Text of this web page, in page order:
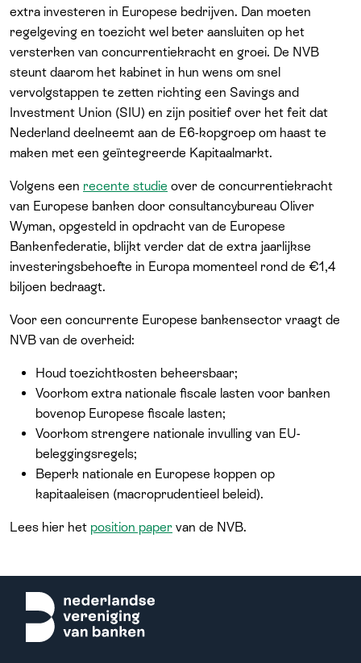
extra investeren in Europese bedrijven. Dan moeten
regelgeving en toezicht wel beter aansluiten op het
versterken van concurrentiekracht en groei. De NVB
steunt daarom het kabinet in hun wens om snel
vervolgstappen te zetten richting een Savings and
Investment Union (SIU) en zijn positief over het feit dat
Nederland deelneemt aan de E6-kopgroep om haast te
maken met een geïntegreerde Kapitaalmarkt.
Volgens een recente studie over de concurrentiekracht
van Europese banken door consultancybureau Oliver
Wyman, opgesteld in opdracht van de Europese
Bankenfederatie, blijkt verder dat de extra jaarlijkse
investeringsbehoefte in Europa momenteel rond de €1,4
biljoen bedraagt.
Voor een concurrente Europese bankensector vraagt de
NVB van de overheid:
Houd toezichtkosten beheersbaar;
Voorkom extra nationale fiscale lasten voor banken
bovenop Europese fiscale lasten;
Voorkom strengere nationale invulling van EU-
beleggingsregels;
Beperk nationale en Europese koppen op
kapitaaleisen (macroprudentieel beleid).
Lees hier het position paper van de NVB.